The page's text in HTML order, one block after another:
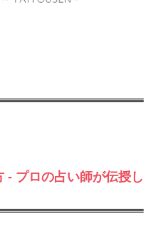
- プロの占い師が伝授し